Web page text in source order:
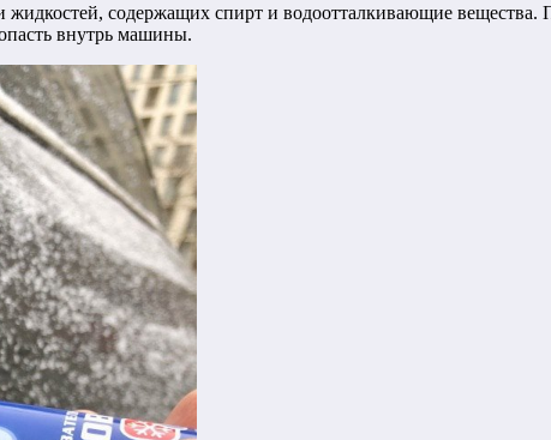
содержащих спирт и водоотталкивающие вещества.
внутрь машины.